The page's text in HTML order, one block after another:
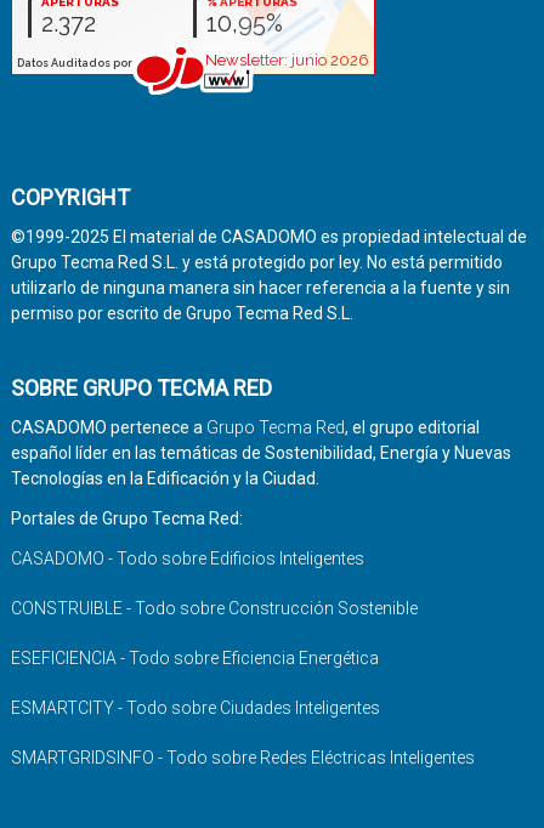
COPYRIGHT
©1999-2025 El material de CASADOMO es propiedad intelectual de
Grupo Tecma Red S.L. y está protegido por ley. No está permitido
utilizarlo de ninguna manera sin hacer referencia a la fuente y sin
permiso por escrito de Grupo Tecma Red S.L.
SOBRE GRUPO TECMA RED
CASADOMO pertenece a Grupo Tecma Red, el grupo editorial
español líder en las temáticas de Sostenibilidad, Energía y Nuevas
Tecnologías en la Edificación y la Ciudad.
Portales de Grupo Tecma Red:
CASADOMO - Todo sobre Edificios Inteligentes
CONSTRUIBLE - Todo sobre Construcción Sostenible
ESEFICIENCIA - Todo sobre Eficiencia Energética
ESMARTCITY - Todo sobre Ciudades Inteligentes
SMARTGRIDSINFO - Todo sobre Redes Eléctricas Inteligentes